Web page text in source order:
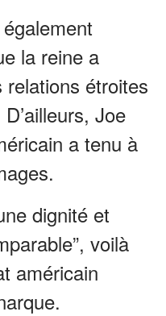
la reine a
étroites
Joe
a tenu à
dignité et
voilà
américain